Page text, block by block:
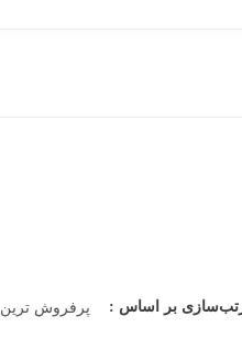
بر اساس : پرفروش ترین